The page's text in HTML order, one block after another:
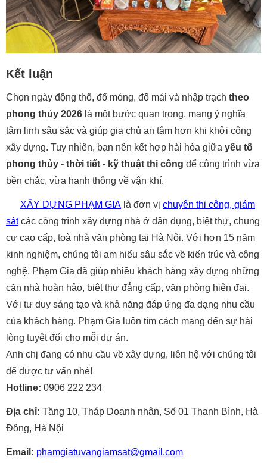
Kết luận
Chọn ngày động thổ, đổ móng, đổ mái và nhập trạch theo
phong thủy 2026 là một bước quan trọng, mang ý nghĩa
tâm linh sâu sắc và giúp gia chủ an tâm hơn khi khởi công
xây dựng. Tuy nhiên, bạn nên kết hợp hài hòa giữa yếu tố
phong thủy - thời tiết - kỹ thuật thi công để công trình vừa
bền chắc, vừa hanh thông về vận khí.
XÂY DỰNG PHẠM GIA là đơn vị chuyên thi công, giám
sát các công trình xây dựng nhà ở dân dụng, biệt thự, chung
cư cao cấp, toà nhà văn phòng tại Hà Nội. Với hơn 15 năm
kinh nghiệm, chúng tôi am hiểu sâu sắc về kiến trúc và công
nghệ. Phạm Gia đã giúp nhiều khách hàng xây dựng những
căn nhà hoàn hảo, biệt thự đẳng cấp, văn phòng hiện đại.
Với tư duy sáng tạo và khả năng đáp ứng đa dạng nhu cầu
của khách hàng. Phạm Gia luôn tìm cách mang đến sự hài
lòng tuyệt đối cho mỗi dự án.
Anh chị đang có nhu cầu về xây dựng, liên hệ với chúng tôi
để được tư vấn nhé!
Hotline: 0906 222 234
Địa chỉ: Tầng 10, Tháp Doanh nhân, Số 01 Thanh Bình, Hà
Đông, Hà Nội
Email: phamgiatuvangiamsat@gmail.com